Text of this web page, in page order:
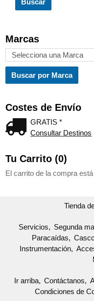
Marcas
Costes de Envío
GRATIS *
Consultar Destinos
Tu Carrito (0)
El carrito de la compra
Tienda
Servicios Segunda
Paracaídas
Instrumentación
Ir arriba Contáctanos
Condiciones de